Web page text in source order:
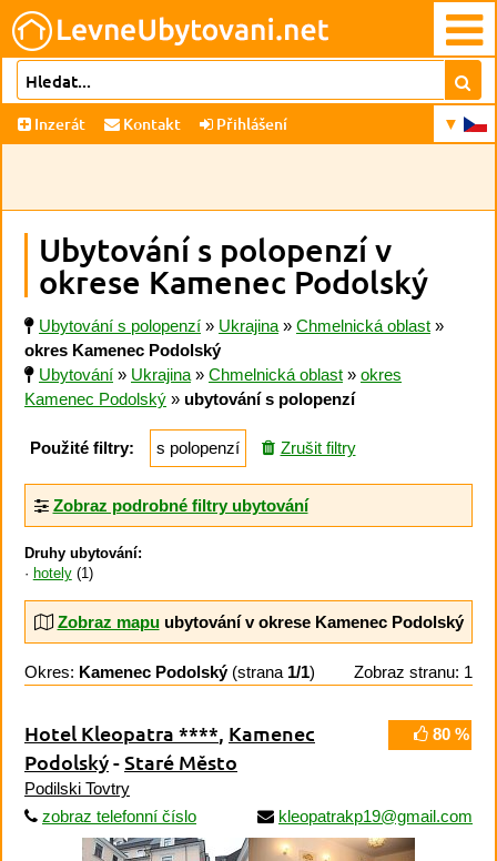
Inzerát Kontakt Přihlášení
Ubytování s polopenzí v
okrese Kamenec Podolský
Ubytování s polopenzí » Ukrajina » Chmelnická oblast »
okres Kamenec Podolský
Ubytování » Ukrajina » Chmelnická oblast » okres
Kamenec Podolský » ubytování s polopenzí
Použité filtry: s polopenzí Zrušit filtry
Zobraz podrobné filtry ubytování
Druhy ubytování:
hotely(1)
Zobraz mapuubytování v okrese Kamenec Podolský
Okres: Kamenec Podolský(strana 1/1) Zobraz stranu: 1
80 %
Hotel Kleopatra ****, Kamenec
Podolský-Staré Město
Podilski Tovtry
zobraz telefonní číslo
kleopatrakp19@gmail.com